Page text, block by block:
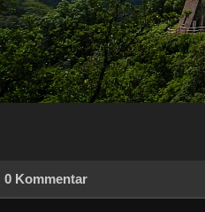
0 Kommentar